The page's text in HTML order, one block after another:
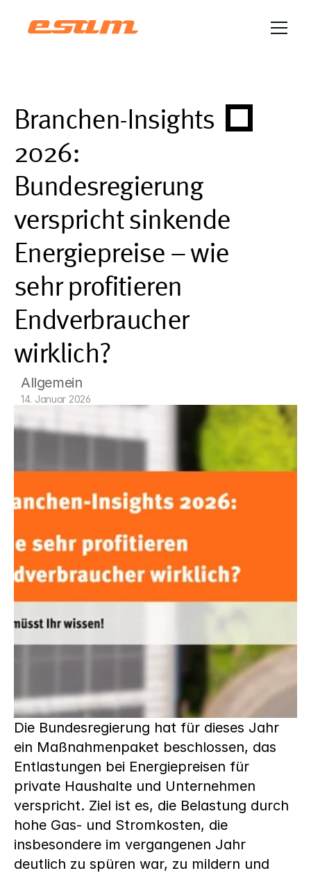
Branchen-Insights
2026:
Bundesregierung
verspricht sinkende
Energiepreise – wie
sehr profitieren
Endverbraucher
wirklich?
Allgemein
14. Januar 2026
Die Bundesregierung hat für dieses Jahr
ein Maßnahmenpaket beschlossen, das
Entlastungen bei Energiepreisen für
private Haushalte und Unternehmen
verspricht. Ziel ist es, die Belastung durch
hohe Gas- und Stromkosten, die
insbesondere im vergangenen Jahr
deutlich zu spüren war, zu mildern und